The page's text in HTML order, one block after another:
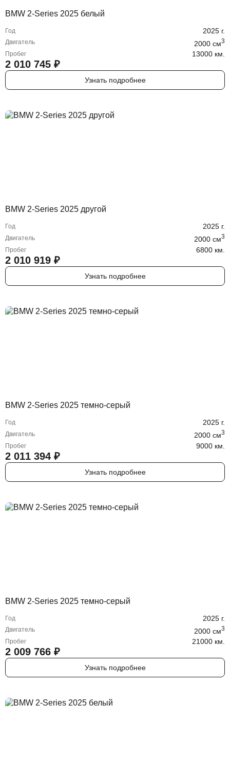
BMW 2-Series 2025 белый
Год 2025 г.
Двигатель 2000 cм3
Пробег 13000 км.
2 010 745 ₽
Узнать подробнее
BMW 2-Series 2025 другой
Год 2025 г.
Двигатель 2000 cм3
Пробег 6800 км.
2 010 919 ₽
Узнать подробнее
BMW 2-Series 2025 темно-серый
Год 2025 г.
Двигатель 2000 cм3
Пробег 9000 км.
2 011 394 ₽
Узнать подробнее
BMW 2-Series 2025 темно-серый
Год 2025 г.
Двигатель 2000 cм3
Пробег 21000 км.
2 009 766 ₽
Узнать подробнее